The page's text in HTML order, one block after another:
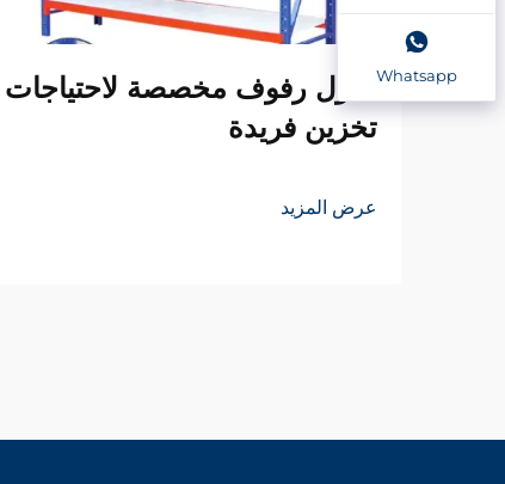
حلول رفوف مخصصة لاحتياجات
تخزين فريدة
عرض المزيد
Whatsapp